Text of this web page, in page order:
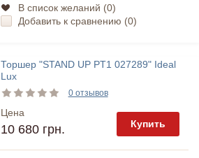
В список желаний (0)
Добавить к сравнению (0)
Торшер "STAND UP PT1 027289" Ideal
Lux
0 отзывов
Цена
10 680 грн. Купить